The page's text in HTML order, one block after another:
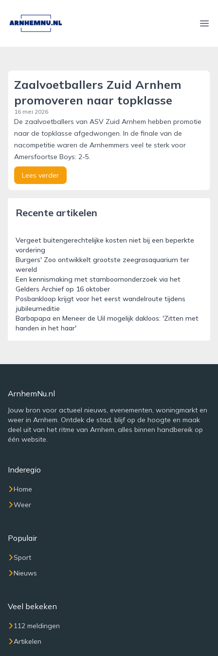
arnhemnu.nl
Zaalvoetballers Zuid Arnhem
promoveren naar topklasse
16 mei 2026
De zaalvoetballers van ASV Zuid Arnhem hebben promotie
naar de topklasse afgedwongen. In de finale van de
nacompetitie waren de Arnhemmers veel te sterk voor
Amersfoortse Boys: 2-5.
Lees verder
Recente artikelen
Vergeet buitengerechtelijke kosten niet bij een beperkte
vordering
Burgers' Zoo ontwikkelt grootste zeegrasaquarium ter
wereld
Een kennismaking met stamboomonderzoek via het
Gelders Archief op 16 oktober
Posbankloop krijgt voor het eerst wandelroute tijdens
jubileumeditie
Barbapapa en Meneer de Uil mogelijk dakloos: 'Zitten met
handen in het haar'
ArnhemNu.nl
Jouw bron voor actueel nieuws, evenementen, woningmarkt en
weer in Arnhem. Ontdek de stad, blijf op de hoogte en maak
deel uit van het ritme van Arnhem, alles binnen handbereik op
één website.
Inderegio
Home
Weer
Populair
Sport
Nieuws
Veel bekeken
112 meldingen
Artikelen